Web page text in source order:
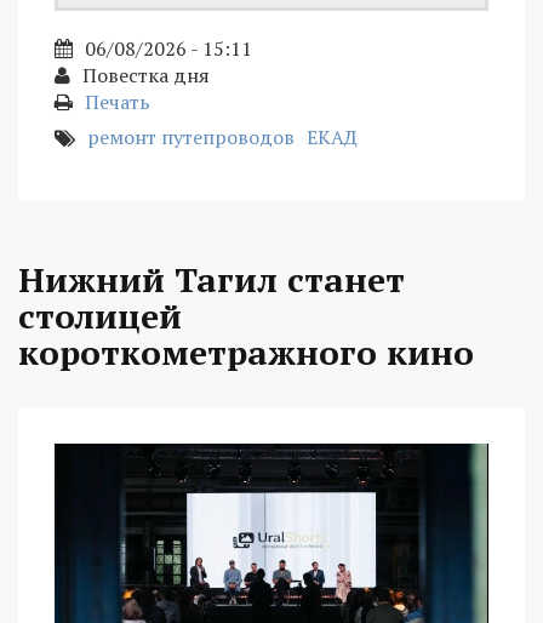
06/08/2026 - 15:11
Повестка дня
Печать
ремонт путепроводов ЕКАД
Нижний Тагил станет
столицей
короткометражного кино